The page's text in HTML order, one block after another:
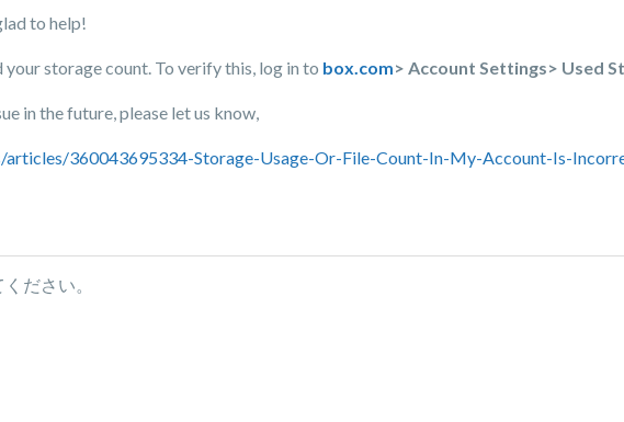
to help!
storage count. To verify this, log in to box.com> Account Settings> Used
in the future, please let us know,
articles/360043695334-Storage-Usage-Or-File-Count-In-My-Account-Is-
ださい。